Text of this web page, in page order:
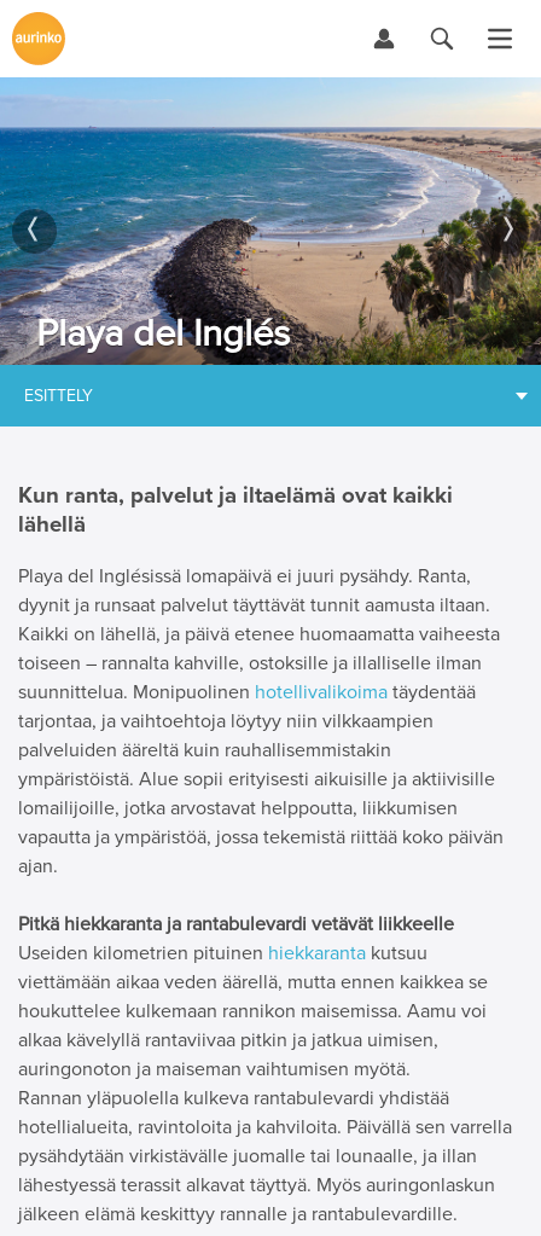
Playa del Inglés
ESITTELY
Kun ranta, palvelut ja iltaelämä ovat kaikki
lähellä
Playa del Inglésissä lomapäivä ei juuri pysähdy. Ranta,
dyynit ja runsaat palvelut täyttävät tunnit aamusta iltaan.
Kaikki on lähellä, ja päivä etenee huomaamatta vaiheesta
toiseen – rannalta kahville, ostoksille ja illalliselle ilman
suunnittelua. Monipuolinen hotellivalikoima täydentää
tarjontaa, ja vaihtoehtoja löytyy niin vilkkaampien
palveluiden ääreltä kuin rauhallisemmistakin
ympäristöistä. Alue sopii erityisesti aikuisille ja aktiivisille
lomailijoille, jotka arvostavat helppoutta, liikkumisen
vapautta ja ympäristöä, jossa tekemistä riittää koko päivän
ajan.
Pitkä hiekkaranta ja rantabulevardi vetävät liikkeelle
Useiden kilometrien pituinen hiekkaranta kutsuu
viettämään aikaa veden äärellä, mutta ennen kaikkea se
houkuttelee kulkemaan rannikon maisemissa. Aamu voi
alkaa kävelyllä rantaviivaa pitkin ja jatkua uimisen,
auringonoton ja maiseman vaihtumisen myötä.
Rannan yläpuolella kulkeva rantabulevardi yhdistää
hotellialueita, ravintoloita ja kahviloita. Päivällä sen varrella
pysähdytään virkistävälle juomalle tai lounaalle, ja illan
lähestyessä terassit alkavat täyttyä. Myös auringonlaskun
jälkeen elämä keskittyy rannalle ja rantabulevardille.